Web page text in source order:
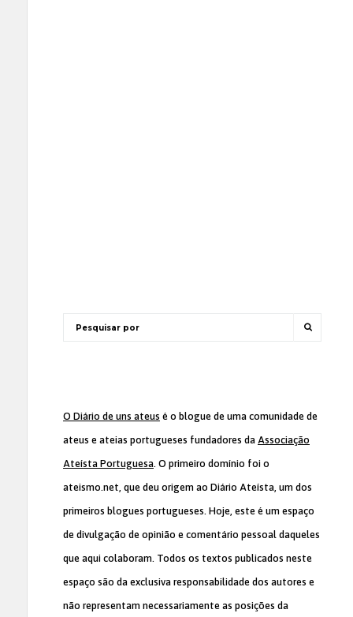
O Diário de uns ateus é o blogue de uma comunidade de
ateus e ateias portugueses fundadores da Associação
Ateísta Portuguesa. O primeiro domínio foi o
ateismo.net, que deu origem ao Diário Ateísta, um dos
primeiros blogues portugueses. Hoje, este é um espaço
de divulgação de opinião e comentário pessoal daqueles
que aqui colaboram. Todos os textos publicados neste
espaço são da exclusiva responsabilidade dos autores e
não representam necessariamente as posições da